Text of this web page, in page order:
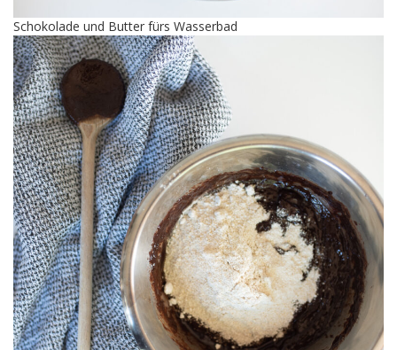
Schokolade und Butter fürs Wasserbad